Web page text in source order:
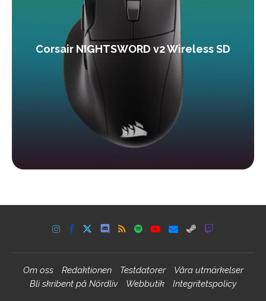
Corsair NIGHTSWORD v2 Wireless SD
Om oss Redaktionen Testdatorer
Våra utmärkelser
Bli skribent på Nördliv
Webbutik Integritetspolicy